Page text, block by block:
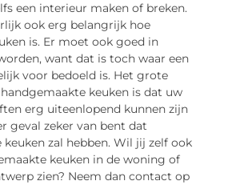
een interieur maken of breken.
ook erg belangrijk hoe
is. Er moet ook goed in
want dat is toch waar een
voor bedoeld is. Het grote
keuken is dat uw
erg uiteenlopend kunnen zijn
geval zeker van bent dat
keuken zal hebben. Wil jij zelf ook
keuken in de woning of
zien? Neem dan contact op